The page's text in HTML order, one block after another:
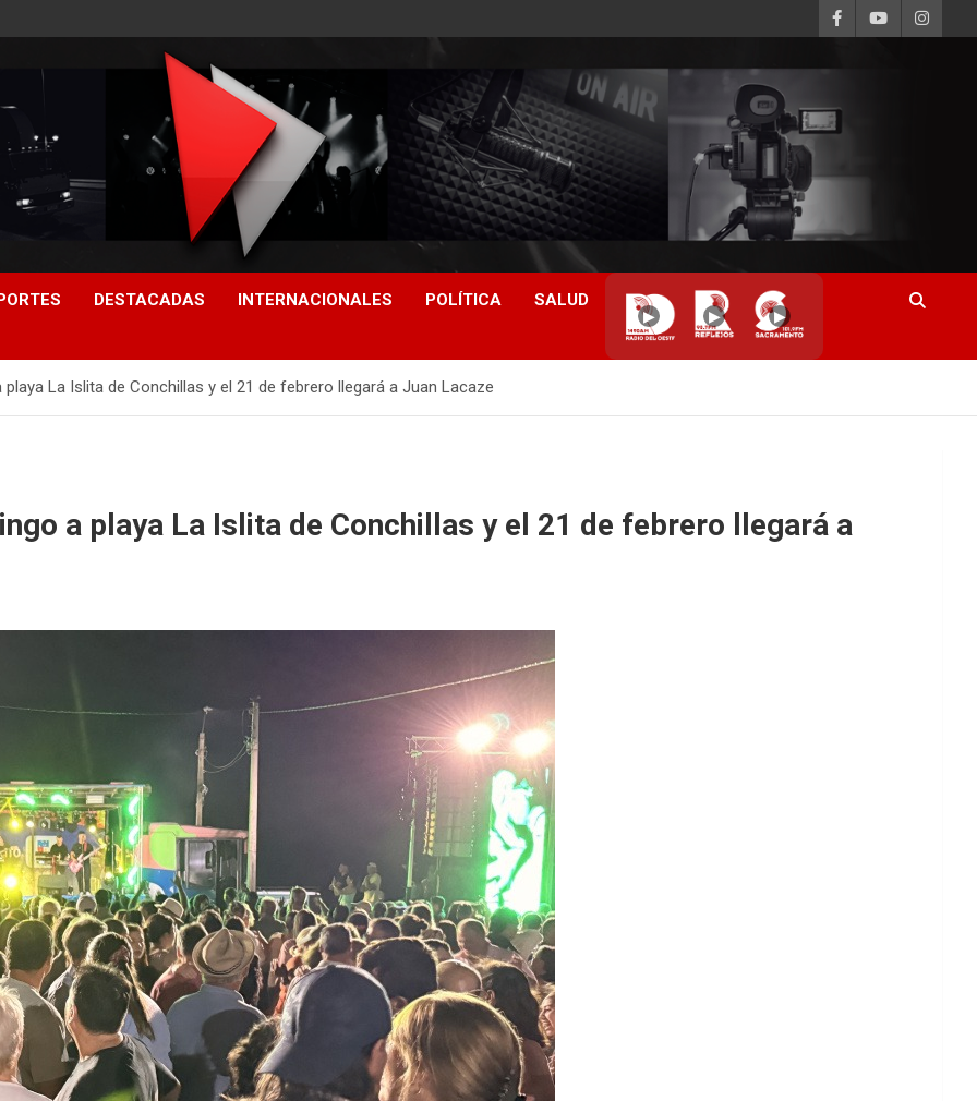
DESTACADAS INTERNACIONALES POLÍTICA SALUD
▶ ▶ ▶
playa La Islita de Conchillas y el 21 de febrero llegará a Juan Lacaze
a playa La Islita de Conchillas y el 21 de febrero llegará a